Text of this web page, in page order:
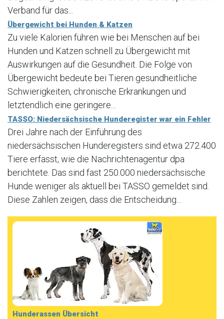
Verband für das...
Übergewicht bei Hunden & Katzen
Zu viele Kalorien führen wie bei Menschen auf bei
Hunden und Katzen schnell zu Übergewicht mit
Auswirkungen auf die Gesundheit. Die Folge von
Übergewicht bedeute bei Tieren gesundheitliche
Schwierigkeiten, chronische Erkrankungen und
letztendlich eine geringere...
TASSO: Niedersächsische Hunderegister war ein Fehler
Drei Jahre nach der Einführung des
niedersächsischen Hunderegisters sind etwa 272.400
Tiere erfasst, wie die Nachrichtenagentur dpa
berichtete. Das sind fast 250.000 niedersächsische
Hunde weniger als aktuell bei TASSO gemeldet sind.
Diese Zahlen zeigen, dass die Entscheidung...
Hunderassen Übersicht